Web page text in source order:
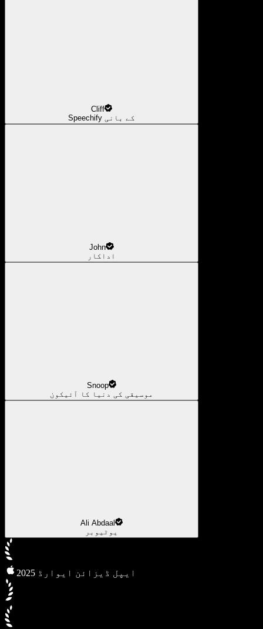
Cliff
Speechify کے بانی
John
اداکار
Snoop
موسیقی کی دنیا کا آئیکون
Ali Abdaal
یوٹیوبر
2025 ایپل ڈیزائن ایوارڈ